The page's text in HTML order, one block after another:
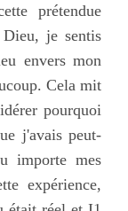
prétendue
je sentis
envers mon
Cela mit
pourquoi
j'avais peut-
importe mes
expérience,